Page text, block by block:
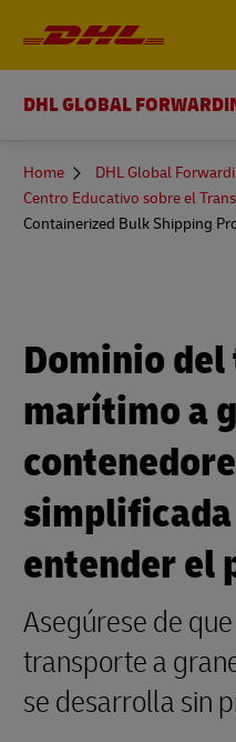
DHL GLOBAL
You
here
Home
DHL Global
Containerized Bulk Shipping
Dominio
marítimo a
entender el
Asegúrese de
transporte a
se desarrolla sin